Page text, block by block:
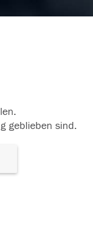
geblieben sind.